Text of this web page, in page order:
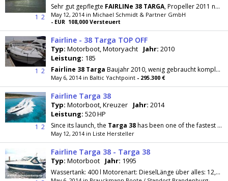
1 2
Sehr gut gepflegte FAIRLINe 38 TARGA, Propeller 2011 neu, Auspuffkrümmer für beide Maschinen 2011
May 12, 2014 in Michael Schmidt & Partner GmbH
- EUR 108,000 Versteuert
1 2
Fairline - 38 Targa TOP OFF
Typ: Motorboot, Motoryacht Jahr: 2010
Leistung: 185
Fairline 38 Targa Baujahr 2010, wenig gebraucht komplett ausgestattet, zu besichtigen in Dänemark
May 6, 2014 in Baltic Yachtpoint - 295.300 €
1 2
Fairline Targa 38
Typ: Motorboot, Kreuzer Jahr: 2014
Leistung: 520 HP
Since its launch, the Targa 38has been one of the fastest selling models in the
May 12, 2014 in Liste Hersteller
Fairline Targa 38 - Targa 38
Typ: Motorboot Jahr: 1995
Wassertank: 400 l Motorenart: DieselLänge über alles: 12,12 m Breite: 3,66 m Material: GFK Kraftstofftank: 700 l Baujahr: 1995 Bootsart:...